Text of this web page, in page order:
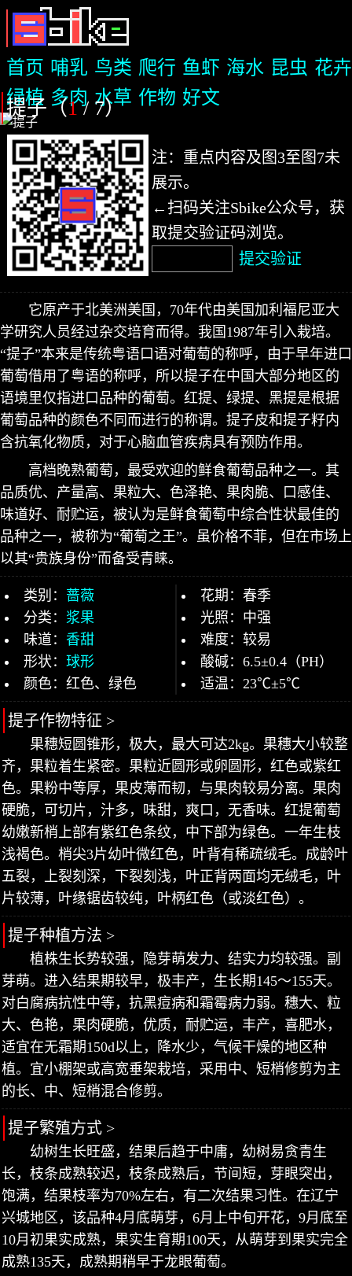
首页 哺乳 鸟类 爬行 鱼虾 海水 昆虫 花卉
绿植 多肉 水草 作物 好文
提子（1/ 7）
注：重点内容及图3至图7未
展示。
←扫码关注Sbike公众号，获
取提交验证码浏览。
提交验证
它原产于北美洲美国，70年代由美国加利福尼亚大
学研究人员经过杂交培育而得。我国1987年引入栽培。
“提子”本来是传统粤语口语对葡萄的称呼，由于早年进口
葡萄借用了粤语的称呼，所以提子在中国大部分地区的
语境里仅指进口品种的葡萄。红提、绿提、黑提是根据
葡萄品种的颜色不同而进行的称谓。提子皮和提子籽内
含抗氧化物质，对于心脑血管疾病具有预防作用。
高档晚熟葡萄，最受欢迎的鲜食葡萄品种之一。其
品质优、产量高、果粒大、色泽艳、果肉脆、口感佳、
味道好、耐贮运，被认为是鲜食葡萄中综合性状最佳的
品种之一，被称为“葡萄之王”。虽价格不菲，但在市场上
以其“贵族身份”而备受青睐。
类别： 蔷薇
分类： 浆果
味道： 香甜
形状： 球形
颜色：红色、绿色
花期：春季
光照：中强
难度：较易
酸碱：6.5±0.4（PH）
适温：23℃±5℃
提子作物特征 >
果穗短圆锥形，极大，最大可达2kg。果穗大小较整
齐，果粒着生紧密。果粒近圆形或卵圆形，红色或紫红
色。果粉中等厚，果皮薄而韧，与果肉较易分离。果肉
硬脆，可切片，汁多，味甜，爽口，无香味。红提葡萄
幼嫩新梢上部有紫红色条纹，中下部为绿色。一年生枝
浅褐色。梢尖3片幼叶微红色，叶背有稀疏绒毛。成龄叶
五裂，上裂刻深，下裂刻浅，叶正背两面均无绒毛，叶
片较薄，叶缘锯齿较纯，叶柄红色（或淡红色）。
提子种植方法 >
植株生长势较强，隐芽萌发力、结实力均较强。副
芽萌。进入结果期较早，极丰产，生长期145～155天。
对白腐病抗性中等，抗黑痘病和霜霉病力弱。穗大、粒
大、色艳，果肉硬脆，优质，耐贮运，丰产，喜肥水，
适宜在无霜期150d以上，降水少，气候干燥的地区种
植。宜小棚架或高宽垂架栽培，采用中、短梢修剪为主
的长、中、短梢混合修剪。
提子繁殖方式 >
幼树生长旺盛，结果后趋于中庸，幼树易贪青生
长，枝条成熟较迟，枝条成熟后，节间短，芽眼突出，
饱满，结果枝率为70%左右，有二次结果习性。在辽宁
兴城地区，该品种4月底萌芽，6月上中旬开花，9月底至
10月初果实成熟，果实生育期100天，从萌芽到果实完全
成熟135天，成熟期稍早于龙眼葡萄。